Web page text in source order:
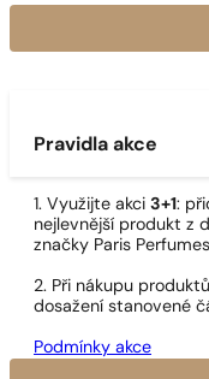
Pravidla akce
1. Využijte akci 3+1:
nejlevnější produkt z
značky Paris
2. Při nákupu
dosažení stanovené
Podmínky akce